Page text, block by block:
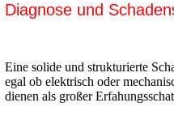
Diagnose und
Eine solide und strukturierte
egal ob elektrisch oder
dienen als großer